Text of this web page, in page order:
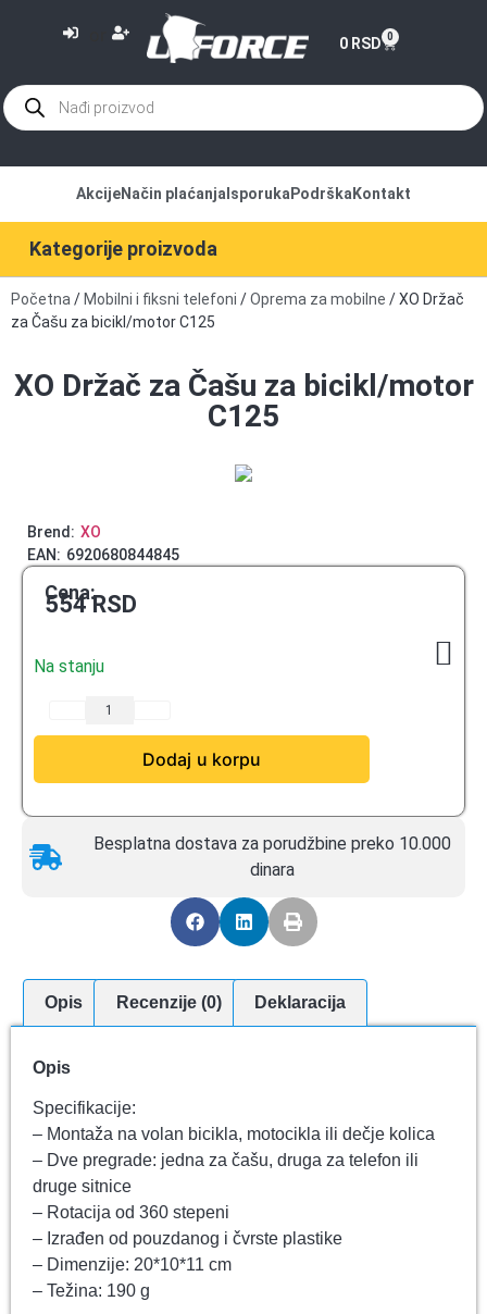
0 RSD 0
Kategorije proizvoda
AkcijeNačin plaćanja Isporuka Podrška Kontakt
Početna / Mobilni i fiksni telefoni /Oprema za mobilne / XO Držač
za Čašu za bicikl/motor C125
XO Držač za Čašu za bicikl/motor
C125
Brend: XO
EAN: 6920680844845
Cena:
554RSD
Na stanju
Dodaj u korpu
Besplatna dostava za porudžbine preko 10.000
dinara
Opis Recenzije (0) Deklaracija
Opis
Specifikacije:
– Montaža na volan bicikla, motocikla ili dečje kolica
– Dve pregrade: jedna za čašu, druga za telefon ili
druge sitnice
– Rotacija od 360 stepeni
– Izrađen od pouzdanog i čvrste plastike
– Dimenzije: 20*10*11 cm
– Težina: 190 g